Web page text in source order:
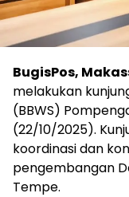
BugisPos,
melakukan
(BBWS)
(22/10/2025).
koordinasi dan
pengembangan
Tempe.